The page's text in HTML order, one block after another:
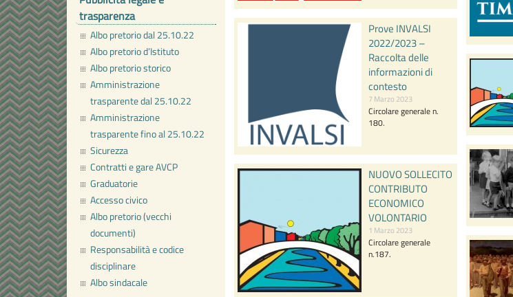
trasparenza
Albo pretorio dal 25.10.22
Albo pretorio d’Istituto
Albo pretorio storico
Amministrazione
trasparente dal 25.10.22
Amministrazione
trasparente fino al 25.10.22
Sicurezza
Contratti e gare AVCP
Graduatorie
Accesso civico
Albo pretorio (vecchi
documenti)
Responsabilità e codice
disciplinare
Albo sindacale
Prove INVALSI
2022/2023 –
Raccolta delle
informazioni di
contesto
7 Marzo 2023
Circolare generale n.
180.
NUOVO SOLLECITO
CONTRIBUTO
ECONOMICO
VOLONTARIO
1 Marzo 2023
Circolare generale
n.187.